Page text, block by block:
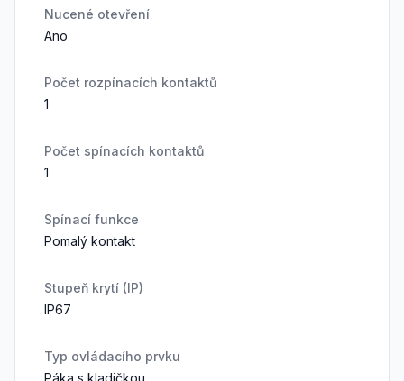
Nucené otevření
Ano
Počet rozpínacích kontaktů
1
Počet spínacích kontaktů
1
Spínací funkce
Pomalý kontakt
Stupeň krytí (IP)
IP67
Typ ovládacího prvku
Páka s kladičkou